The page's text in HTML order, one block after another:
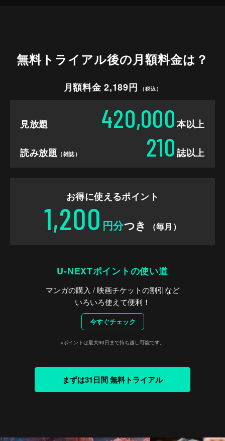
無料トライアル後の月額料金は？
月額料金 2,189円 （税込）
見放題 420,000 本以上
読み放題 （雑誌） 210 誌以上
お得に使えるポイント
1,200 円分つき （毎月）
U-NEXTポイントの使い道
マンガの購入 / 映画チケットの割引など
いろいろ使えて便利！
今すぐチェック
※ポイントは最大90日まで持ち越し可能です。
まずは31日間 無料トライアル